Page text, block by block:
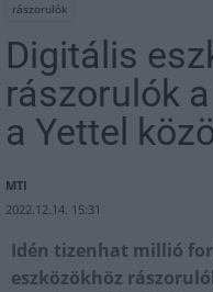
rászorulók
Digitális
rászorulók
a Yettel
MTI
2022.12.14. 15:31
Idén tizenhat millió
eszközökhöz